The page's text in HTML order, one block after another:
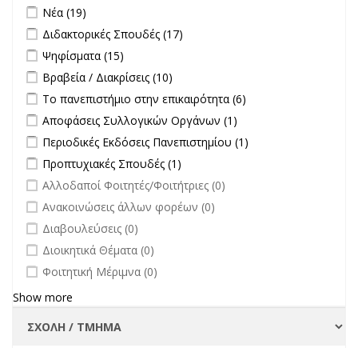
Apply Νέα filter
Νέα (19)
Apply Διδακτορικές Σπουδές filter
Διδακτορικές Σπουδές (17)
Apply Ψηφίσματα filter
Ψηφίσματα (15)
Apply Βραβεία / Διακρίσεις filter
Βραβεία / Διακρίσεις (10)
Apply Το πανεπιστήμιο στην επικαιρότητα filter
Το πανεπιστήμιο στην επικαιρότητα (6)
Apply Αποφάσεις Συλλογικών Οργάνων filter
Αποφάσεις Συλλογικών Οργάνων (1)
Οργάνων filter
Apply Περιοδικές Εκδόσεις Πανεπιστημίου filter
Περιοδικές Εκδόσεις Πανεπιστημίου (1)
Apply Προπτυχιακές Σπουδές filter
Προπτυχιακές Σπουδές (1)
undefined
Αλλοδαποί Φοιτητές/Φοιτήτριες (0)
undefined
Ανακοινώσεις άλλων φορέων (0)
undefined
Διαβουλεύσεις (0)
undefined
Διοικητικά Θέματα (0)
undefined
Φοιτητική Μέριμνα (0)
Show more